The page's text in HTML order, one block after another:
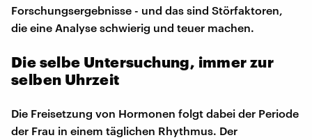
Forschungsergebnisse - und das sind Störfaktoren,
die eine Analyse schwierig und teuer machen.
Die selbe Untersuchung, immer zur
selben Uhrzeit
Die Freisetzung von Hormonen folgt dabei der Periode
der Frau in einem täglichen Rhythmus. Der